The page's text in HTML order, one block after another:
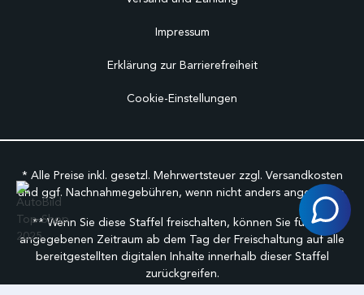
Impressum
Erklärung zur Barrierefreiheit
Cookie-Einstellungen
* Alle Preise inkl. gesetzl. Mehrwertsteuer zzgl. Versandkosten
und ggf. Nachnahmegebühren, wenn nicht anders angegeben.
** Wenn Sie diese Staffel freischalten, können Sie für den
angegebenen Zeitraum ab dem Tag der Freischaltung auf alle
bereitgestellten digitalen Inhalte innerhalb dieser Staffel
zurückgreifen.